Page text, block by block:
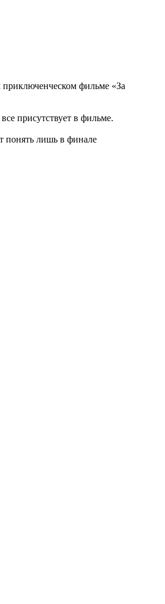
приключенческом фильме «За
присутствует в фильме.
понять лишь в финале